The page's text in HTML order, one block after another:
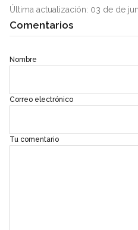
Última actualización: 03 de de
Comentarios
Nombre
Correo electrónico
Tu comentario